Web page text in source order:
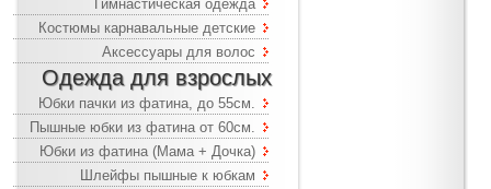
Гимнастическая одежда
Костюмы карнавальные детские
Аксессуары для волос
Одежда для взрослых
Юбки пачки из фатина, до 55см.
Пышные юбки из фатина от 60см.
Юбки из фатина (Мама + Дочка)
Шлейфы пышные к юбкам